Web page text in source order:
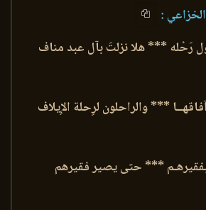
:
رَحْله *** هلا نزلتَ بآل عبد مناف
*** والراحلون لرِحلة الإِيلاف
*** حتى يصير فقيرهم